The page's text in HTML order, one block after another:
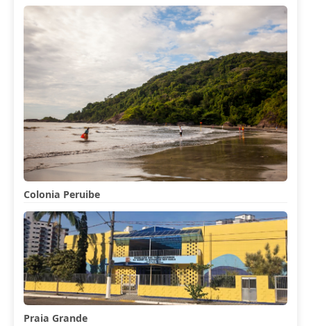
Colonia Peruibe
Praia Grande